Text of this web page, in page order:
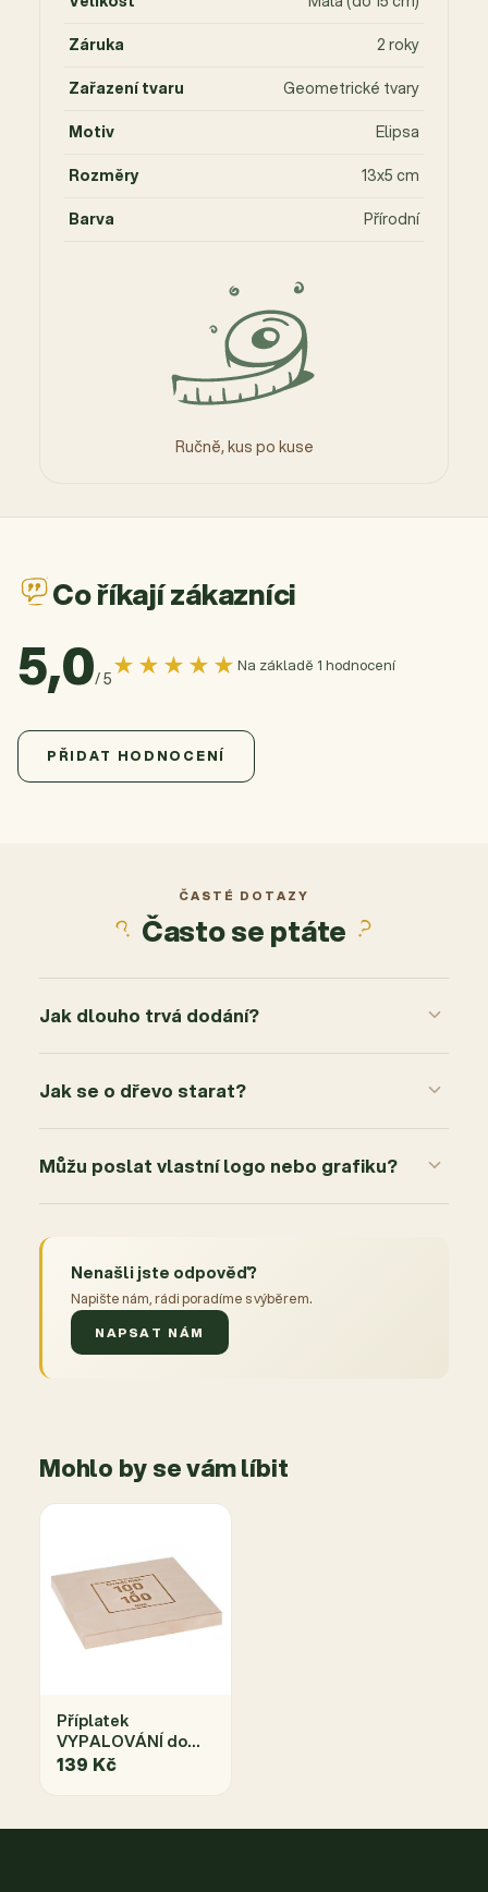
Ručně, kus po kuse
Záruka
2 roky
Zařazení tvaru
Geometrické tvary
Motiv
Elipsa
Rozměry
13x5 cm
Barva
Přírodní
Co říkají zákazníci
5,0/ 5★★★★★Na základě 1 hodnocení
5,0Průměrné hodnocení produktu je 5,0 z 5 hvězdiček.
1 hodnocení
PŘIDAT HODNOCENÍ
ČASTÉ DOTAZY
Často se ptáte
Jak dlouho trvá dodání?
Jak se o dřevo starat?
Můžu poslat vlastní logo nebo grafiku?
Nenašli jste odpověď?
Napište nám, rádi poradíme s výběrem.
NAPSAT NÁM
Mohlo by se vám líbit
Příplatek
VYPALOVÁNÍ do
rozměru
139 Kč